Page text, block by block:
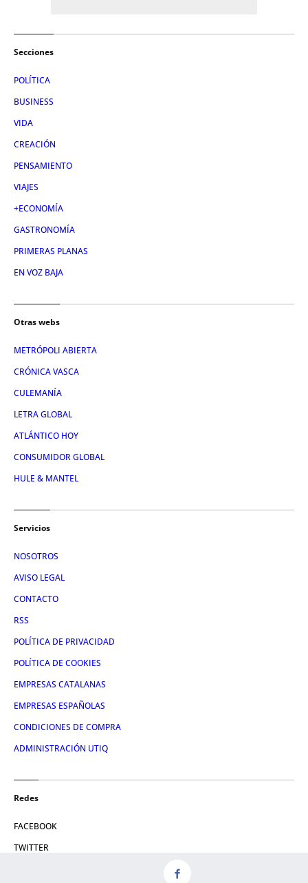
Secciones
POLÍTICA
BUSINESS
VIDA
CREACIÓN
PENSAMIENTO
VIAJES
+ECONOMÍA
GASTRONOMÍA
PRIMERAS PLANAS
EN VOZ BAJA
Otras webs
METRÓPOLI ABIERTA
CRÓNICA VASCA
CULEMANÍA
LETRA GLOBAL
ATLÁNTICO HOY
CONSUMIDOR GLOBAL
HULE & MANTEL
Servicios
NOSOTROS
AVISO LEGAL
CONTACTO
RSS
POLÍTICA DE PRIVACIDAD
POLÍTICA DE COOKIES
EMPRESAS CATALANAS
EMPRESAS ESPAÑOLAS
CONDICIONES DE COMPRA
ADMINISTRACIÓN UTIQ
Redes
FACEBOOK
TWITTER